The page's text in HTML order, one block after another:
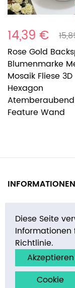
Diese Seite
Informationen
Richtlinie.
Akzeptieren
Cookie
14,39 €
Rose Gold
Blumenmarke
Mosaik Fliese 3D
Hexagon
Atemberaubend
Feature Wand
INFORMATIONEN
KONTAKTE
Copyright © 2026 E-